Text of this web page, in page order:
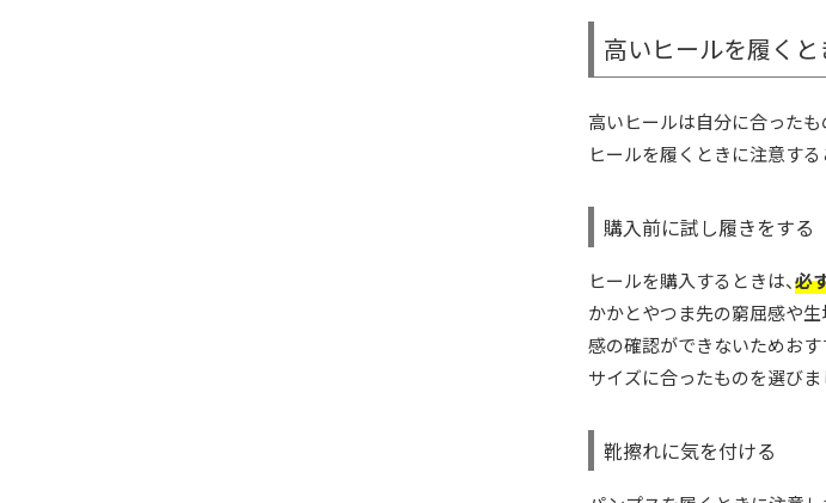
高いヒールを履く
高いヒールは自分に合った
ヒールを履くときに注意する
購入前に試し履きをする
ヒールを購入するときは、必
かかとやつま先の窮屈感や
感の確認ができないためお
サイズに合ったものを選びま
靴擦れに気を付ける